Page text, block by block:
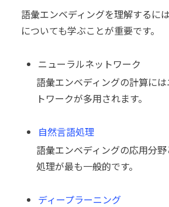
語彙エンベディングを理解するに
についても学ぶことが重要です。
ニューラルネットワーク
語彙エンベディングの計算に
トワークが多用されます。
自然言語処理
語彙エンベディングの応用分
処理が最も一般的です。
ディープラーニング